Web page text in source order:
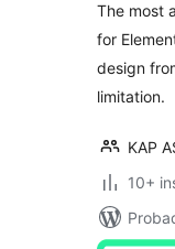
The most
for
design
limitation.
KAP
10+